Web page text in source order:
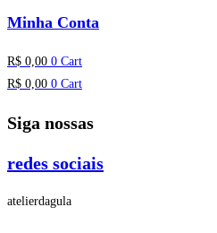
Minha Conta
R$ 0,00 0 Cart
R$ 0,00 0 Cart
Siga nossas
redes sociais
atelierdagula